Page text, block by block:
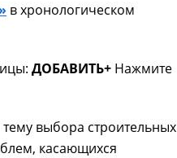
в хронологическом
ДОБАВИТЬ+ Нажмите
выбора строительных
касающихся